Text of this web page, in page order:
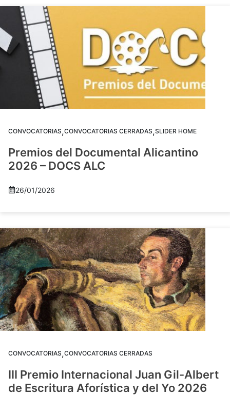
CONVOCATORIAS,CONVOCATORIAS CERRADAS,SLIDER HOME
Premios del Documental Alicantino
2026 – DOCS ALC
26/01/2026
CONVOCATORIAS,CONVOCATORIAS CERRADAS
III Premio Internacional Juan Gil-Albert
de Escritura Aforística y del Yo 2026